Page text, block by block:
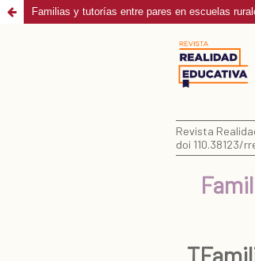
Familias y tutorías entre pares en escuelas